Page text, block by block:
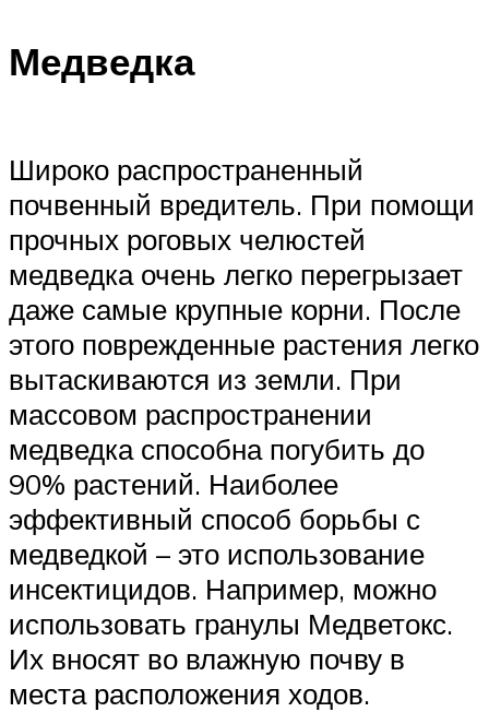
Медведка
Широко распространенный
почвенный вредитель. При помощи
прочных роговых челюстей
медведка очень легко перегрызает
даже самые крупные корни. После
этого поврежденные растения легко
вытаскиваются из земли. При
массовом распространении
медведка способна погубить до
90% растений. Наиболее
эффективный способ борьбы с
медведкой – это использование
инсектицидов. Например, можно
использовать гранулы Медветокс.
Их вносят во влажную почву в
места расположения ходов.